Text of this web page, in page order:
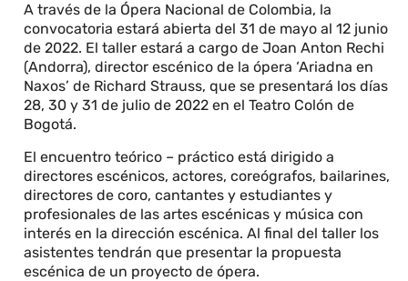
A través de la Ópera Nacional de Colombia, la
convocatoria estará abierta del 31 de mayo al 12 junio
de 2022. El taller estará a cargo de Joan Anton Rechi
(Andorra), director escénico de la ópera ‘Ariadna en
Naxos’ de Richard Strauss, que se presentará los días
28, 30 y 31 de julio de 2022 en el Teatro Colón de
Bogotá.
El encuentro teórico – práctico está dirigido a
directores escénicos, actores, coreógrafos, bailarines,
directores de coro, cantantes y estudiantes y
profesionales de las artes escénicas y música con
interés en la dirección escénica. Al final del taller los
asistentes tendrán que presentar la propuesta
escénica de un proyecto de ópera.